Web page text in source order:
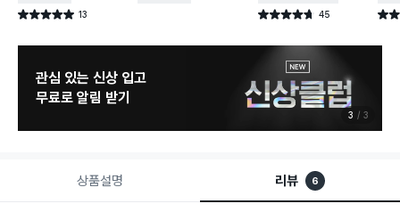
별점 5.0점 13
건 작성 별점 4.7점 45
건 작성 별점
관심 있는 신상 입고
무료로 알림 받기
3 3
상품설명 리뷰 6